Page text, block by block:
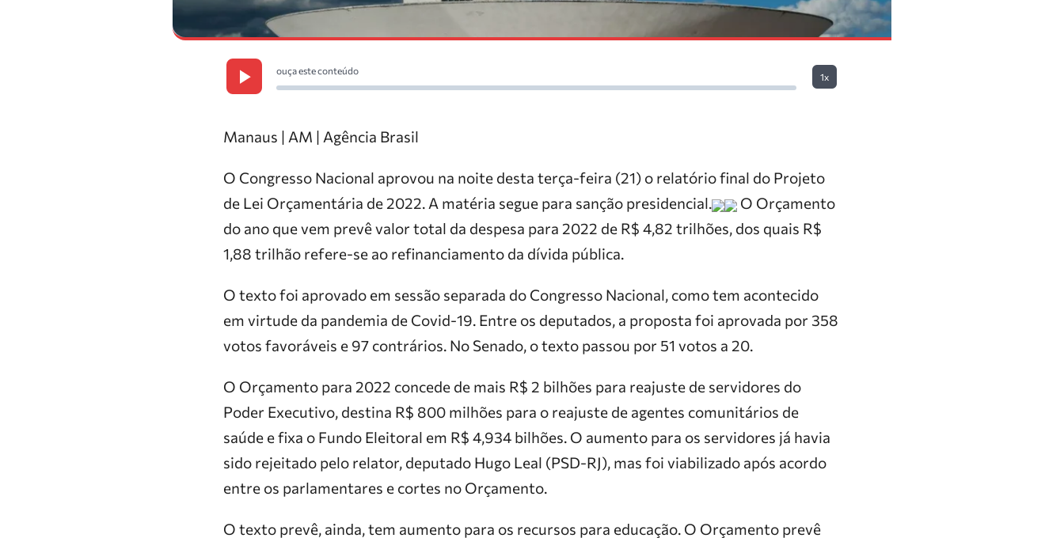
ouça este conteúdo
1x
Manaus | AM | Agência Brasil
O Congresso Nacional aprovou na noite desta terça-feira (21) o relatório final do Projeto
de Lei Orçamentária de 2022. A matéria segue para sanção presidencial.
O Orçamento
do ano que vem prevê valor total da despesa para 2022 de R$ 4,82 trilhões, dos quais R$
1,88 trilhão refere-se ao refinanciamento da dívida pública.
O texto foi aprovado em sessão separada do Congresso Nacional, como tem acontecido
em virtude da pandemia de Covid-19. Entre os deputados, a proposta foi aprovada por 358
votos favoráveis e 97 contrários. No Senado, o texto passou por 51 votos a 20.
O Orçamento para 2022 concede de mais R$ 2 bilhões para reajuste de servidores do
Poder Executivo, destina R$ 800 milhões para o reajuste de agentes comunitários de
saúde e fixa o Fundo Eleitoral em R$ 4,934 bilhões. O aumento para os servidores já havia
sido rejeitado pelo relator, deputado Hugo Leal (PSD-RJ), mas foi viabilizado após acordo
entre os parlamentares e cortes no Orçamento.
O texto prevê, ainda, tem aumento para os recursos para educação. O Orçamento prevê